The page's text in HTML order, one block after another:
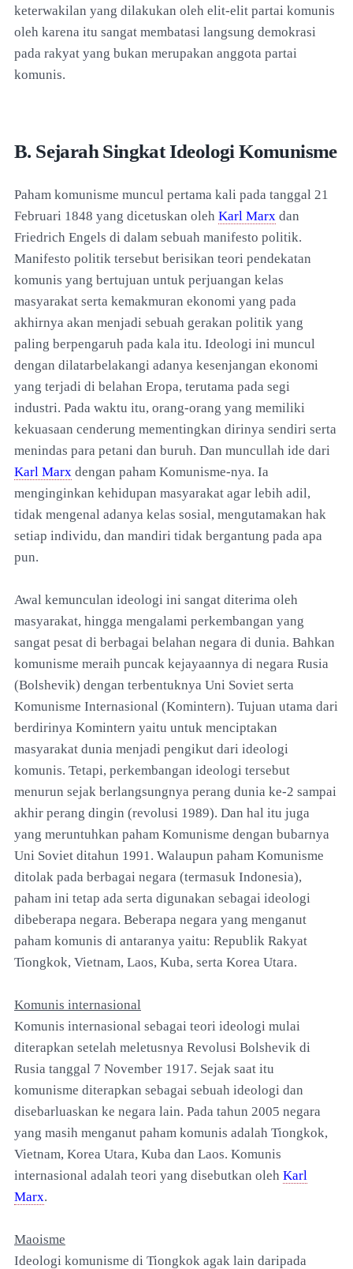
keterwakilan yang dilakukan oleh elit-elit partai komunis
oleh karena itu sangat membatasi langsung demokrasi
pada rakyat yang bukan merupakan anggota partai
komunis.
B. Sejarah Singkat Ideologi Komunisme
Paham komunisme muncul pertama kali pada tanggal 21
Februari 1848 yang dicetuskan oleh Karl Marx dan
Friedrich Engels di dalam sebuah manifesto politik.
Manifesto politik tersebut berisikan teori pendekatan
komunis yang bertujuan untuk perjuangan kelas
masyarakat serta kemakmuran ekonomi yang pada
akhirnya akan menjadi sebuah gerakan politik yang
paling berpengaruh pada kala itu. Ideologi ini muncul
dengan dilatarbelakangi adanya kesenjangan ekonomi
yang terjadi di belahan Eropa, terutama pada segi
industri. Pada waktu itu, orang-orang yang memiliki
kekuasaan cenderung mementingkan dirinya sendiri serta
menindas para petani dan buruh. Dan muncullah ide dari
Karl Marx dengan paham Komunisme-nya. Ia
menginginkan kehidupan masyarakat agar lebih adil,
tidak mengenal adanya kelas sosial, mengutamakan hak
setiap individu, dan mandiri tidak bergantung pada apa
pun.
Awal kemunculan ideologi ini sangat diterima oleh
masyarakat, hingga mengalami perkembangan yang
sangat pesat di berbagai belahan negara di dunia. Bahkan
komunisme meraih puncak kejayaannya di negara Rusia
(Bolshevik) dengan terbentuknya Uni Soviet serta
Komunisme Internasional (Komintern). Tujuan utama dari
berdirinya Komintern yaitu untuk menciptakan
masyarakat dunia menjadi pengikut dari ideologi
komunis. Tetapi, perkembangan ideologi tersebut
menurun sejak berlangsungnya perang dunia ke-2 sampai
akhir perang dingin (revolusi 1989). Dan hal itu juga
yang meruntuhkan paham Komunisme dengan bubarnya
Uni Soviet ditahun 1991. Walaupun paham Komunisme
ditolak pada berbagai negara (termasuk Indonesia),
paham ini tetap ada serta digunakan sebagai ideologi
dibeberapa negara. Beberapa negara yang menganut
paham komunis di antaranya yaitu: Republik Rakyat
Tiongkok, Vietnam, Laos, Kuba, serta Korea Utara.
Komunis internasional
Komunis internasional sebagai teori ideologi mulai
diterapkan setelah meletusnya Revolusi Bolshevik di
Rusia tanggal 7 November 1917. Sejak saat itu
komunisme diterapkan sebagai sebuah ideologi dan
disebarluaskan ke negara lain. Pada tahun 2005 negara
yang masih menganut paham komunis adalah Tiongkok,
Vietnam, Korea Utara, Kuba dan Laos. Komunis
internasional adalah teori yang disebutkan oleh Karl
Marx.
Maoisme
Ideologi komunisme di Tiongkok agak lain daripada